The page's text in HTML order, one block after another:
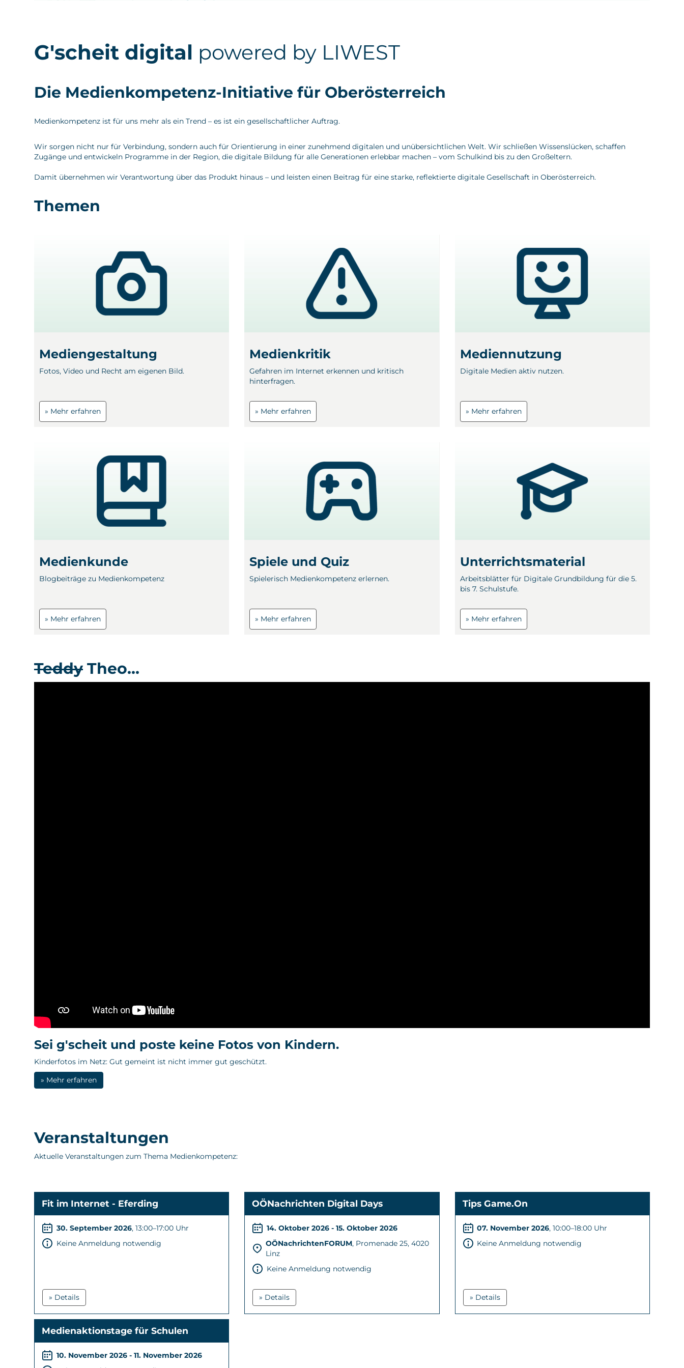
G'scheit digital powered by LIWEST
Die Medienkompetenz-Initiative für Oberösterreich
Medienkompetenz ist für uns mehr als ein Trend – es ist ein gesellschaftlicher Auftrag.
Wir sorgen nicht nur für Verbindung, sondern auch für Orientierung in einer zunehmend digitalen und unübersichtlichen Welt. Wir schließen Wissenslücken, schaffen
Zugänge und entwickeln Programme in der Region, die digitale Bildung für alle Generationen erlebbar machen – vom Schulkind bis zu den Großeltern.
Damit übernehmen wir Verantwortung über das Produkt hinaus – und leisten einen Beitrag für eine starke, reflektierte digitale Gesellschaft in Oberösterreich.
Themen
Mediengestaltung
Fotos, Video und Recht am eigenen Bild.
» Mehr erfahren
Medienkritik
Gefahren im Internet erkennen und kritisch
hinterfragen.
» Mehr erfahren
Mediennutzung
Digitale Medien aktiv nutzen.
» Mehr erfahren
Medienkunde
Blogbeiträge zu Medienkompetenz
» Mehr erfahren
Spiele und Quiz
Spielerisch Medienkompetenz erlernen.
» Mehr erfahren
Unterrichtsmaterial
Arbeitsblätter für Digitale Grundbildung für die 5.
bis 7. Schulstufe.
» Mehr erfahren
Teddy Theo…
Sei g'scheit und poste keine Fotos von Kindern.
Kinderfotos im Netz: Gut gemeint ist nicht immer gut geschützt.
» Mehr erfahren
Veranstaltungen
Aktuelle Veranstaltungen zum Thema Medienkompetenz:
Fit im Internet - Eferding
30. September 2026, 13:00–17:00 Uhr
Keine Anmeldung notwendig
» Details
OÖNachrichten Digital Days
14. Oktober 2026 - 15. Oktober 2026
OÖNachrichtenFORUM, Promenade 25, 4020
Linz
Keine Anmeldung notwendig
» Details
Tips Game.On
07. November 2026, 10:00–18:00 Uhr
Keine Anmeldung notwendig
» Details
Medienaktionstage für Schulen
10. November 2026 - 11. November 2026